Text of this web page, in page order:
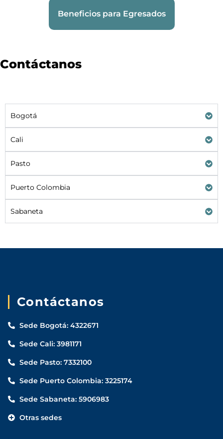
Beneficios para Egresados
Contáctanos
Bogotá
Cali
Pasto
Puerto Colombia
Sabaneta
Contáctanos
Sede Bogotá: 4322671
Sede Cali: 3981171
Sede Pasto: 7332100
Sede Puerto Colombia: 3225174
Sede Sabaneta: 5906983
Otras sedes